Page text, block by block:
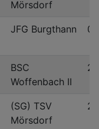
Mörsdorf
JFG Burgthann
BSC
Woffenbach II
(SG) TSV
Mörsdorf
2:1